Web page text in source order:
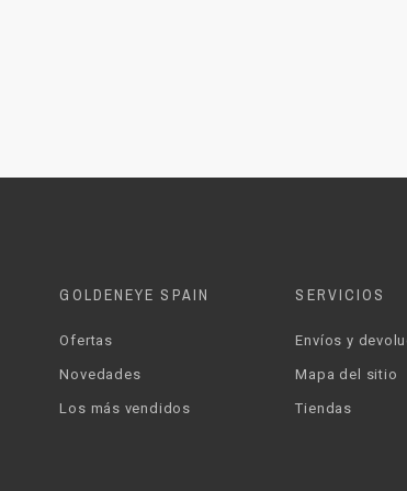
GOLDENEYE SPAIN
Ofertas
Novedades
Los más vendidos
SERVICIOS
Envíos y
Mapa del sitio
Tiendas